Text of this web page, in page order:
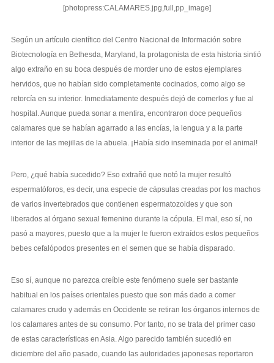
[photopress:CALAMARES.jpg,full,pp_image]
Según un artículo científico del Centro Nacional de Información sobre
Biotecnología en Bethesda, Maryland, la protagonista de esta historia sintió
algo extraño en su boca después de morder uno de estos ejemplares
hervidos, que no habían sido completamente cocinados, como algo se
retorcía en su interior. Inmediatamente después dejó de comerlos y fue al
hospital. Aunque pueda sonar a mentira, encontraron doce pequeños
calamares que se habían agarrado a las encías, la lengua y a la parte
interior de las mejillas de la abuela. ¡Había sido inseminada por el animal!
Pero, ¿qué había sucedido? Eso extrañó que notó la mujer resultó
espermatóforos, es decir, una especie de cápsulas creadas por los machos
de varios invertebrados que contienen espermatozoides y que son
liberados al órgano sexual femenino durante la cópula. El mal, eso sí, no
pasó a mayores, puesto que a la mujer le fueron extraídos estos pequeños
bebes cefalópodos presentes en el semen que se había disparado.
Eso sí, aunque no parezca creíble este fenómeno suele ser bastante
habitual en los países orientales puesto que son más dado a comer
calamares crudo y además en Occidente se retiran los órganos internos de
los calamares antes de su consumo. Por tanto, no se trata del primer caso
de estas características en Asia. Algo parecido también sucedió en
diciembre del año pasado, cuando las autoridades japonesas reportaron